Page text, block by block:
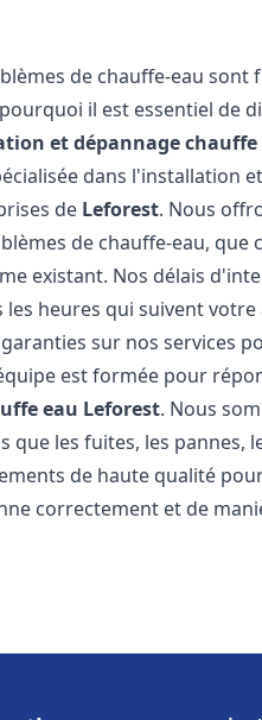
de chauffe-eau
il est essentiel de
et dépannage chauffe
dans l'installation
de Leforest. Nous
de chauffe-eau, que
existant. Nos délais
heures qui suivent
sur nos services
est formée pour
eau Leforest. Nous
que les fuites, les pannes,
de haute qualité
correctement et de